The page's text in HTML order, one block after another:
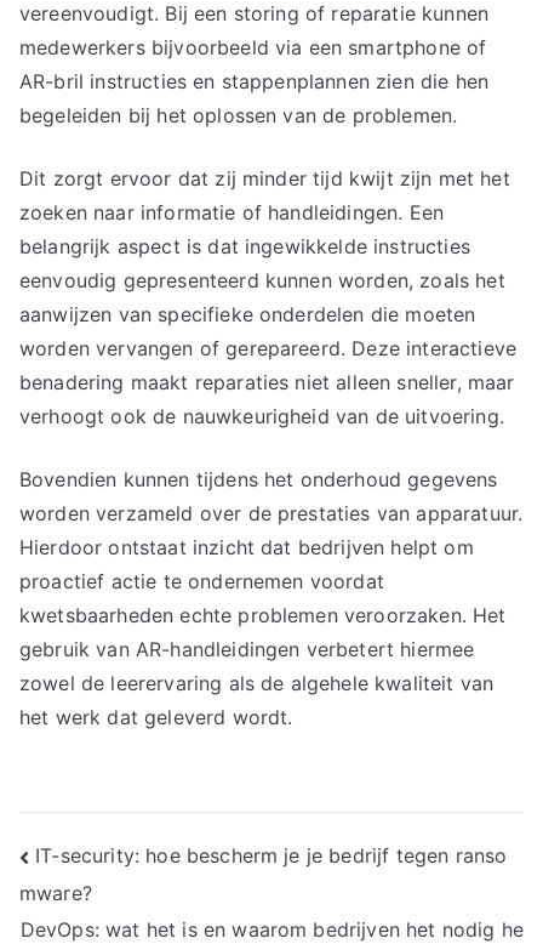
vereenvoudigt. Bij een storing of reparatie kunnen
medewerkers bijvoorbeeld via een smartphone of
AR-bril instructies en stappenplannen zien die hen
begeleiden bij het oplossen van de problemen.
Dit zorgt ervoor dat zij minder tijd kwijt zijn met het
zoeken naar informatie of handleidingen. Een
belangrijk aspect is dat ingewikkelde instructies
eenvoudig gepresenteerd kunnen worden, zoals het
aanwijzen van specifieke onderdelen die moeten
worden vervangen of gerepareerd. Deze interactieve
benadering maakt reparaties niet alleen sneller, maar
verhoogt ook de nauwkeurigheid van de uitvoering.
Bovendien kunnen tijdens het onderhoud gegevens
worden verzameld over de prestaties van apparatuur.
Hierdoor ontstaat inzicht dat bedrijven helpt om
proactief actie te ondernemen voordat
kwetsbaarheden echte problemen veroorzaken. Het
gebruik van AR-handleidingen verbetert hiermee
zowel de leerervaring als de algehele kwaliteit van
het werk dat geleverd wordt.
Bericht
navigatie
IT-security: hoe bescherm je je bedrijf tegen ranso
mware?
DevOps: wat het is en waarom bedrijven het nodig he